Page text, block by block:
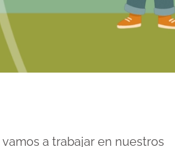
a trabajar en nuestros